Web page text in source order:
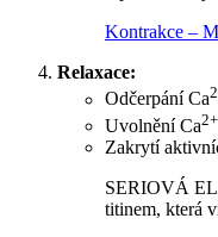
Kontrakce –
Relaxace:
Odčerpání Ca
Uvolnění Ca2+
Zakrytí
SERIOVÁ
titinem, která